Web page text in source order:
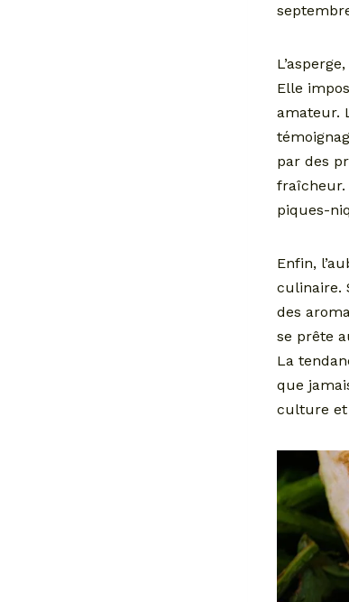
Elle
amateur.
par des
fraîcheur.
piques-
Enfin,
culinaire.
des
se prête
La
que
culture et